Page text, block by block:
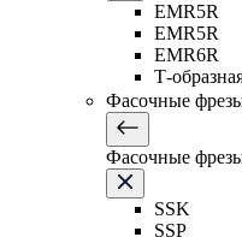
EMR5R
EMR5R
EMR6R
Т-
Фасочные
Фасочные
SSK
SSP